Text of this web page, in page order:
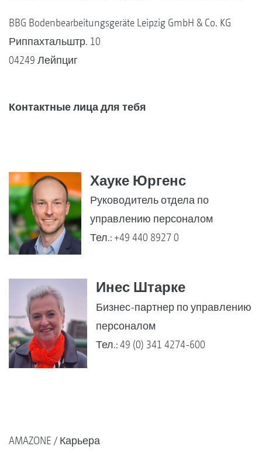
BBG Bodenbearbeitungsgeräte Leipzig GmbH & Co. KG
Риппахтальштр. 10
04249 Лейпциг
Контактные лица для тебя
Хауке Юргенс
Руководитель отдела по
управлению персоналом
Тел.: +49 440 8927 0
Инес Штарке
Бизнес-партнер по управлению
персоналом
Тел.: 49 (0) 341 4274-600
AMAZONE Карьера